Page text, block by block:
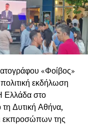
«Φοίβος»
εκδήλωση
Ελλάδα στο
Δυτική Αθήνα,
εκπροσώπων της